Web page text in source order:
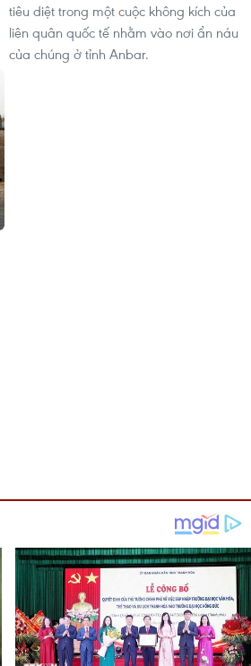
tiêu diệt trong một cuộc không kích của
liên quân quốc tế nhằm vào nơi ẩn náu
của chúng ở tỉnh Anbar.